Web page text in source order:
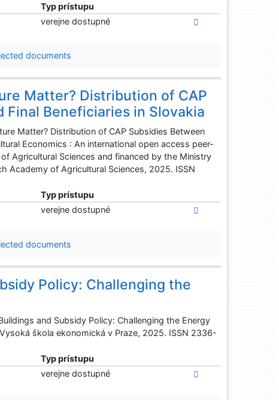
Typ prístupu
verejne dostupné
documents
Matter? Distribution of CAP
Final Beneficiaries in Slovakia
Matter? Distribution of CAP Subsidies Between
Economics : An international open access peer-
Agricultural Sciences and financed by the Ministry
Academy of Agricultural Sciences, 2025. ISSN
Typ prístupu
verejne dostupné
documents
Policy: Challenging the
and Subsidy Policy: Challenging the Energy
škola ekonomická v Praze, 2025. ISSN 2336-
Typ prístupu
verejne dostupné